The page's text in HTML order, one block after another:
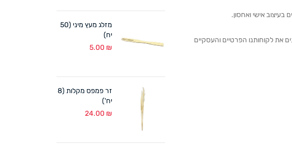
בעיצוב אישי ואחסון.
בצפון המשתרע על 800 מטרים, וממנו אנו משרתים את לקוחותנו הפרטיים והעסקיים
מזלג מעץ מיני (50
יח)
5.00 ₪
זר פמפס מקלות (8
יח')
24.00 ₪